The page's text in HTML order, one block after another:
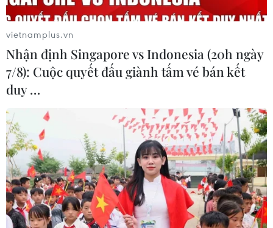
Triển lãm 20 sắc thái hoa sen đón mừng
Đại lễ Phật đản 2023
31/05/2023 01:31
20 tác phẩm trong triển lãm "Sen Việt" được kỳ vọng sẽ
khơi gợi được ở mỗi khách tham quan những nhận thức
về sự chuyển biến của cá nhân, thông qua những sắc
vietnamplus.vn
Nhận định Singapore vs Indonesia (20h ngày
7/8): Cuộc quyết đấu giành tấm vé bán kết
duy …